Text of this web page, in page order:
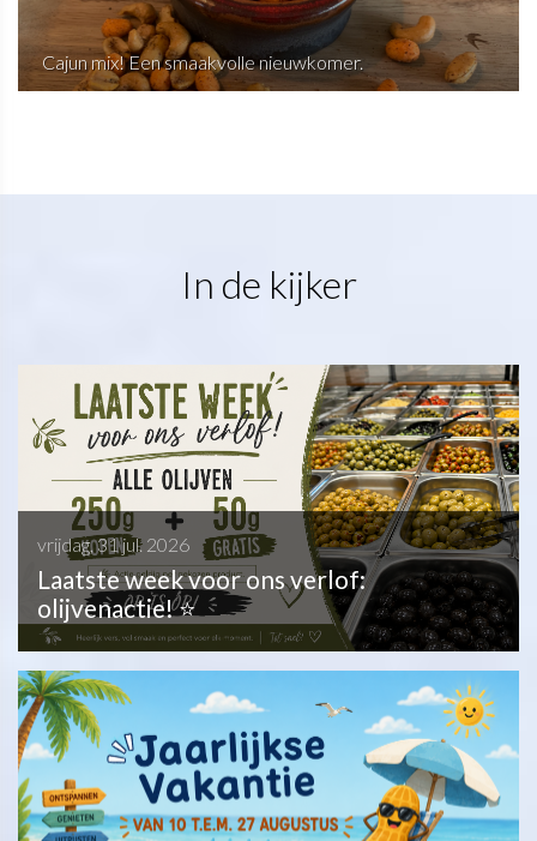
Cajun mix! Een smaakvolle nieuwkomer.
In de kijker
vrijdag, 31 jul. 2026
Laatste week voor ons verlof:
olijvenactie! ⭐